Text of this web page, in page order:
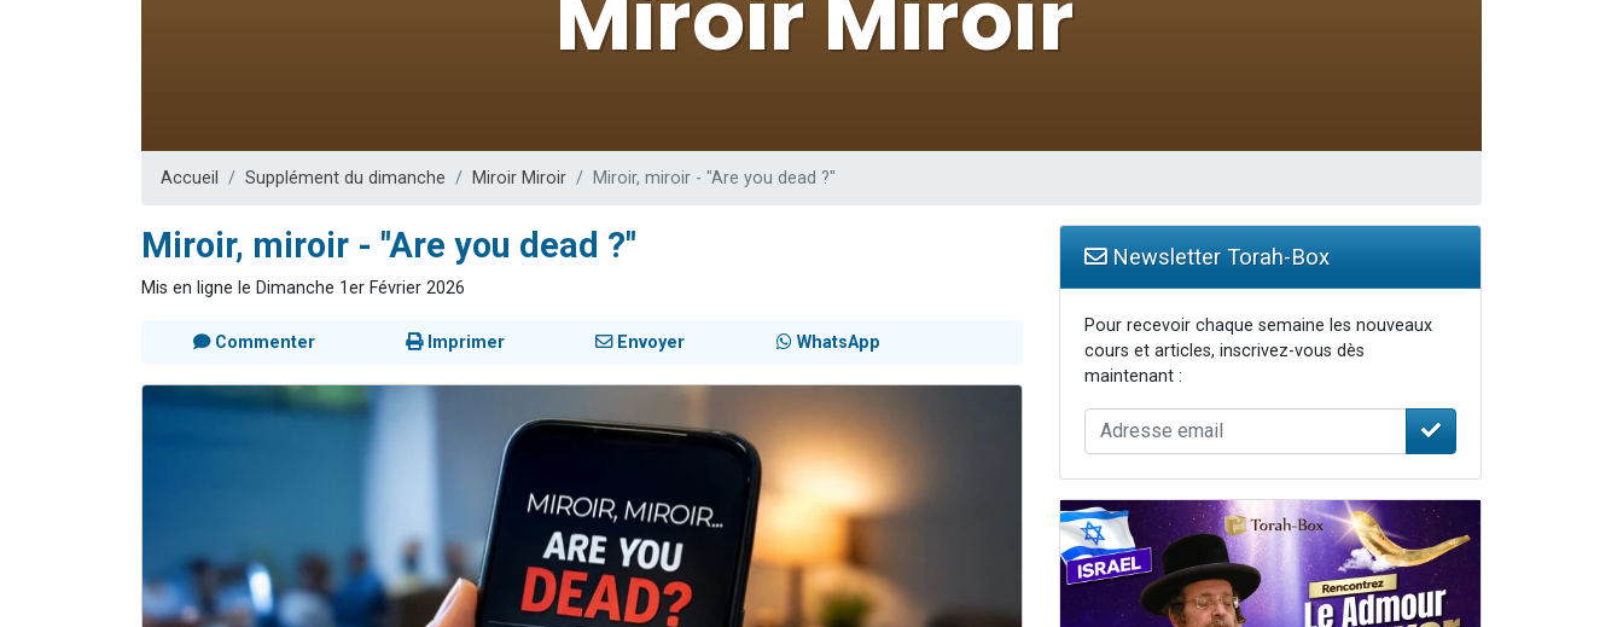
30 personnes viennent de faire un don pour Sauvez la jambe de Yohan
Il reste 49 places pour étudier en groupe sur Zoom
Accueil Supplément du dimanche Miroir Miroir Miroir, miroir - "Are you dead ?"
Miroir, miroir - "Are you dead ?"
Mis en ligne le Dimanche 1er Février 2026
Commenter Imprimer Envoyer WhatsApp
Newsletter Torah-Box
Pour recevoir chaque semaine les nouveaux
cours et articles, inscrivez-vous dès
maintenant :